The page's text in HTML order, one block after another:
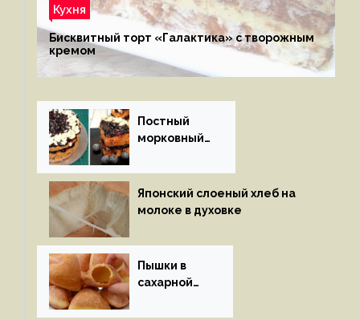
Кухня
Бисквитный торт «Галактика» с творожным
кремом
Постный
морковный
Японский слоеный хлеб на
молоке в духовке
Пышки в
сахарной